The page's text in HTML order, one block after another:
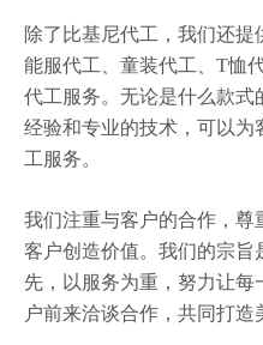
除了比基尼代工，我们还
能服代工、童装代工、T恤
代工服务。无论是什么款
经验和专业的技术，可以
工服务。
我们注重与客户的合作，尊
客户创造价值。我们的宗旨
先，以服务为重，努力让
户前来洽谈合作，共同打造